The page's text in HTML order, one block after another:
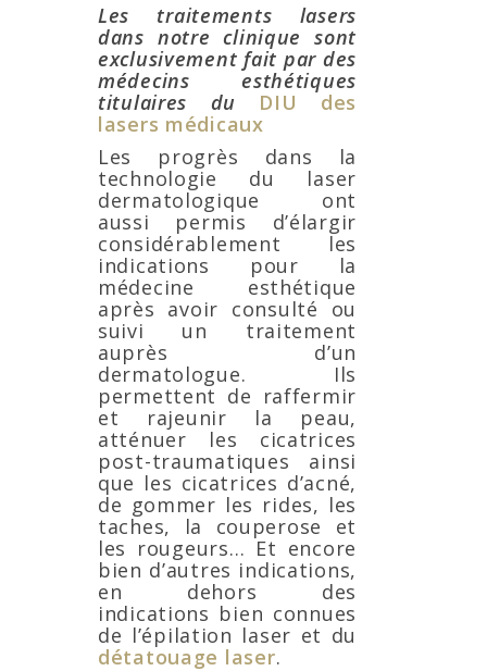
Les traitements lasers
dans notre clinique sont
exclusivement fait par des
médecins esthétiques
titulaires du
DIU des
lasers médicaux
Les progrès dans la
technologie du laser
dermatologique ont
aussi permis d’élargir
considérablement les
indications pour la
médecine esthétique
après avoir consulté ou
suivi un traitement
auprès d’un
dermatologue. Ils
permettent de raffermir
et rajeunir la peau,
atténuer les cicatrices
post-traumatiques ainsi
que les cicatrices d’acné,
de gommer les rides, les
taches, la couperose et
les rougeurs… Et encore
bien d’autres indications,
en dehors des
indications bien connues
de l’épilation laser et du
détatouage laser.